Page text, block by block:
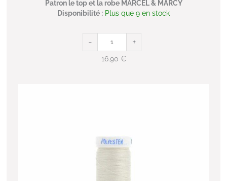
Patron le top et la robe MARCEL & MARCY
Disponibilité : Plus que 9 en stock
- +
16.90 €